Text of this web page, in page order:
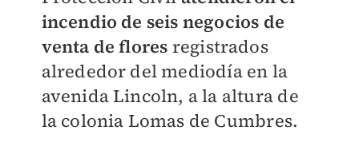
incendio de seis negocios de
venta de flores registrados
alrededor del mediodía en la
avenida Lincoln, a la altura de
la colonia Lomas de Cumbres.